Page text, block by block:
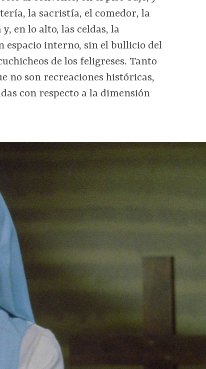
la sacristía, el comedor, la
en lo alto, las celdas, la
espacio interno, sin el bullicio del
de los feligreses. Tanto
no son recreaciones históricas,
con respecto a la dimensión